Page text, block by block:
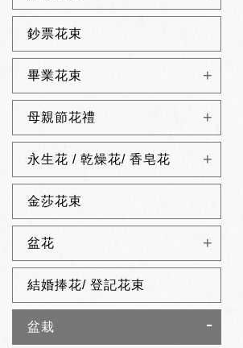
鈔票花束
畢業花束
母親節花禮
永生花 / 乾燥花/ 香皂花
金莎花束
盆花
結婚捧花/ 登記花束
盆栽